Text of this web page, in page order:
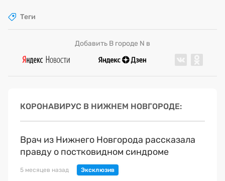
Теги
Добавить В городе N в
КОРОНАВИРУС В НИЖНЕМ НОВГОРОДЕ
Врач из Нижнего Новгорода рассказала
правду о постковидном синдроме
5 месяцев назад